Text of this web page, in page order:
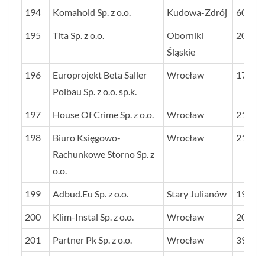
194 Komahold Sp. z o.o. Kudowa-Zdrój 60
195 Tita Sp. z o.o.
Oborniki
Śląskie
20
196
Europrojekt Beta Saller
Polbau Sp. z o.o. sp.k.
Wrocław 17
197 House Of Crime Sp. z o.o. Wrocław 21
198
Biuro Księgowo-
Rachunkowe Storno Sp. z
o.o.
Wrocław 21
199 Adbud.Eu Sp. z o.o. Stary Julianów 19
200 Klim-Instal Sp. z o.o. Wrocław 20
201 Partner Pk Sp. z o.o. Wrocław 39